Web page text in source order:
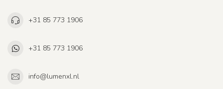
+31 85 773 1906
+31 85 773 1906
info@lumenxl.nl